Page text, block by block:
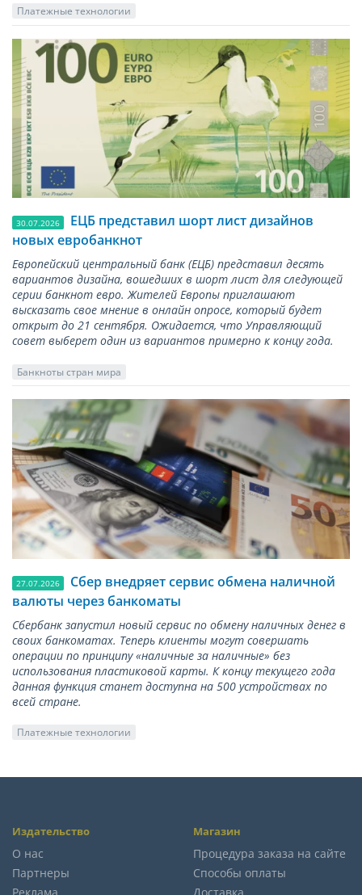
Платежные технологии
30.07.2026
ЕЦБ представил шорт лист дизайнов
новых евробанкнот
Европейский центральный банк (ЕЦБ) представил десять
вариантов дизайна, вошедших в шорт лист для следующей
серии банкнот евро. Жителей Европы приглашают
высказать свое мнение в онлайн опросе, который будет
открыт до 21 сентября. Ожидается, что Управляющий
совет выберет один из вариантов примерно к концу года.
Банкноты стран мира
27.07.2026
Сбер внедряет сервис обмена наличной
валюты через банкоматы
Сбербанк запустил новый сервис по обмену наличных денег в
своих банкоматах. Теперь клиенты могут совершать
операции по принципу «наличные за наличные» без
использования пластиковой карты. К концу текущего года
данная функция станет доступна на 500 устройствах по
всей стране.
Платежные технологии
Издательство
О нас
Партнеры
Магазин
Процедура заказа на сайте
Способы оплаты